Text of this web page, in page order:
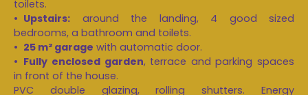
toilets.
Upstairs: around the landing, 4 good sized
bedrooms, a bathroom and toilets.
25 m² garage with automatic door.
Fully enclosed garden, terrace and parking spaces
in front of the house.
PVC double glazing, rolling shutters. Energy